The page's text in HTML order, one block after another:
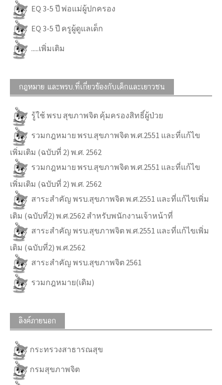
EQ 3-5 ปี พ่อแม่ผู้ปกครอง
EQ 3-5 ปี ครูผู้ดูแลเด็ก
.....เพิ่มเติม
กฎหมาย และพรบ.ที่เกี่ยวข้องกับเด็กและเยาวชน
รู้ใช้ พรบ สุขภาพจิต คุ้มครองสิทธิ์ผู้ป่วย
รวมกฎหมาย พรบ.สุขภาพจิต พ.ศ.2551 และที่แก้ไข
เพิ่มเติม (ฉบับที่ 2) พ.ศ. 2562
รวมกฎหมาย พรบ.สุขภาพจิต พ.ศ.2551 และที่แก้ไข
เพิ่มเติม (ฉบับที่ 2) พ.ศ. 2562
สาระสำคัญ พรบ.สุขภาพจิต พ.ศ.2551 และที่แก้ไขเพิ่ม
เติม (ฉบับที่2) พ.ศ.2562 สำหรับพนักงานเจ้าหน้าที่
สาระสำคัญ พรบ.สุขภาพจิต พ.ศ.2551 และที่แก้ไขเพิ่ม
เติม (ฉบับที่2) พ.ศ.2562
สาระสำคัญ พรบ.สุขภาพจิต 2561
รวมกฎหมาย(เดิม)
ลิงค์ภายนอก
กระทรวงสาธารณสุข
กรมสุขภาพจิต